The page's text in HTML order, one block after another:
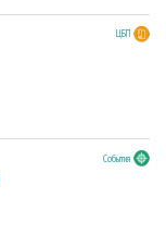
ЦБП
События